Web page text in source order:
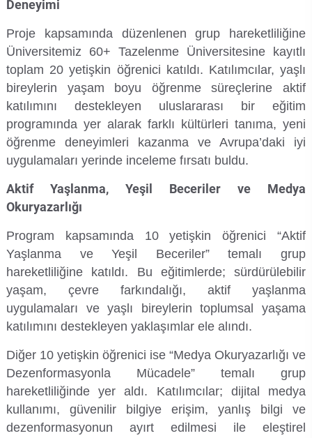
Deneyimi
Proje kapsamında düzenlenen grup hareketliliğine
Üniversitemiz 60+ Tazelenme Üniversitesine kayıtlı
toplam 20 yetişkin öğrenici katıldı. Katılımcılar, yaşlı
bireylerin yaşam boyu öğrenme süreçlerine aktif
katılımını destekleyen uluslararası bir eğitim
programında yer alarak farklı kültürleri tanıma, yeni
öğrenme deneyimleri kazanma ve Avrupa’daki iyi
uygulamaları yerinde inceleme fırsatı buldu.
Aktif Yaşlanma, Yeşil Beceriler ve Medya
Okuryazarlığı
Program kapsamında 10 yetişkin öğrenici “Aktif
Yaşlanma ve Yeşil Beceriler” temalı grup
hareketliliğine katıldı. Bu eğitimlerde; sürdürülebilir
yaşam, çevre farkındalığı, aktif yaşlanma
uygulamaları ve yaşlı bireylerin toplumsal yaşama
katılımını destekleyen yaklaşımlar ele alındı.
Diğer 10 yetişkin öğrenici ise “Medya Okuryazarlığı ve
Dezenformasyonla Mücadele” temalı grup
hareketliliğinde yer aldı. Katılımcılar; dijital medya
kullanımı, güvenilir bilgiye erişim, yanlış bilgi ve
dezenformasyonun ayırt edilmesi ile eleştirel
Tıp Fakültesi
Turizm Fakültesi
Gıda Araştırmaları Uygulama ve Araştırma Merkezi
Göç Araştırmaları Uygulama ve Araştırma Merkezi
Görsel İşitsel Yapımlar Uygulama ve Araştırma Merkezi
Hastane
İlk Yardım Araştırma ve Uygulama Merkezi
Kadın Sorunları Uygulama ve Araştırma Merkezi
Kalibrasyon Uygulama ve Araştırma Merkezi
Kariyer Merkezi
Kilikia Arkeolojisi Araştırma Merkezi
Kozmetik Temizlik ve Kimyevi Ürünler Üretim Eğitim Uygulama ve Araştırma Merkezi